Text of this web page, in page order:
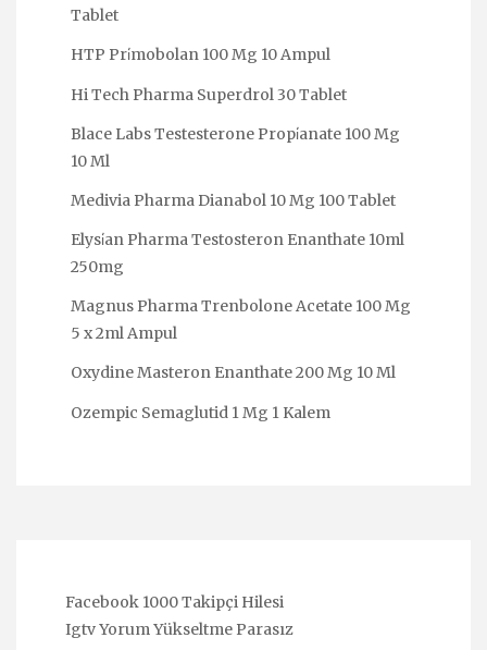
Tablet
HTP Pri̇mobolan 100 Mg 10 Ampul
Hi Tech Pharma Superdrol 30 Tablet
Blace Labs Testesterone Propi̇anate 100 Mg
10 Ml
Medivia Pharma Dianabol 10 Mg 100 Tablet
Elysi̇an Pharma Testosteron Enanthate 10ml
250mg
Magnus Pharma Trenbolone Acetate 100 Mg
5 x 2ml Ampul
Oxydine Masteron Enanthate 200 Mg 10 Ml
Ozempic Semaglutid 1 Mg 1 Kalem
Facebook 1000 Takipçi Hilesi
Igtv Yorum Yükseltme Parasız